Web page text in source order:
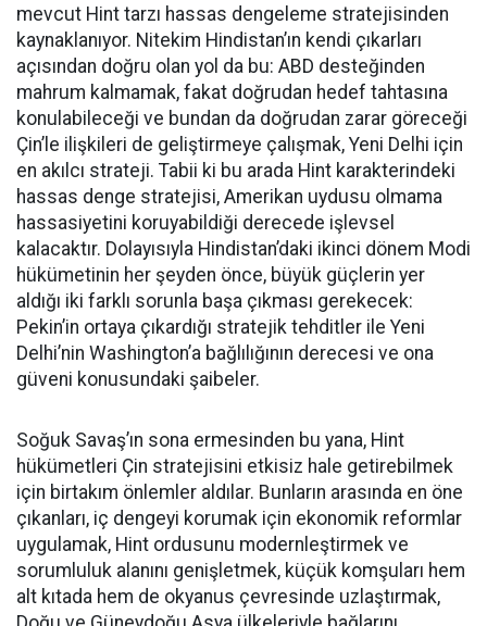
mevcut Hint tarzı hassas dengeleme stratejisinden
kaynaklanıyor. Nitekim Hindistan’ın kendi çıkarları
açısından doğru olan yol da bu: ABD desteğinden
mahrum kalmamak, fakat doğrudan hedef tahtasına
konulabileceği ve bundan da doğrudan zarar göreceği
Çin’le ilişkileri de geliştirmeye çalışmak, Yeni Delhi için
en akılcı strateji. Tabii ki bu arada Hint karakterindeki
hassas denge stratejisi, Amerikan uydusu olmama
hassasiyetini koruyabildiği derecede işlevsel
kalacaktır. Dolayısıyla Hindistan’daki ikinci dönem Modi
hükümetinin her şeyden önce, büyük güçlerin yer
aldığı iki farklı sorunla başa çıkması gerekecek:
Pekin’in ortaya çıkardığı stratejik tehditler ile Yeni
Delhi’nin Washington’a bağlılığının derecesi ve ona
güveni konusundaki şaibeler.
Soğuk Savaş’ın sona ermesinden bu yana, Hint
hükümetleri Çin stratejisini etkisiz hale getirebilmek
için birtakım önlemler aldılar. Bunların arasında en öne
çıkanları, iç dengeyi korumak için ekonomik reformlar
uygulamak, Hint ordusunu modernleştirmek ve
sorumluluk alanını genişletmek, küçük komşuları hem
alt kıtada hem de okyanus çevresinde uzlaştırmak,